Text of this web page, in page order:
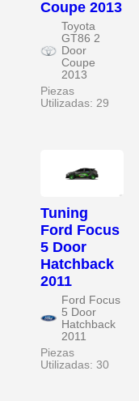
Coupe 2013
Toyota
GT86 2
Door
Coupe
2013
Piezas
Utilizadas: 29
Tuning
Ford Focus
5 Door
Hatchback
2011
Ford Focus
5 Door
Hatchback
2011
Piezas
Utilizadas: 30